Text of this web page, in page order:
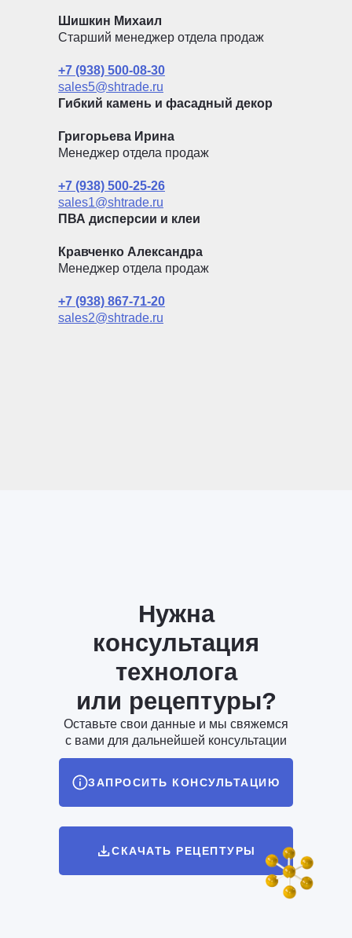
Шишкин Михаил
Старший менеджер отдела продаж
+7 (938) 500-08-30
sales5@shtrade.ru
Гибкий камень и фасадный декор
Григорьева Ирина
Менеджер отдела продаж
+7 (938) 500-25-26
sales1@shtrade.ru
ПВА дисперсии и клеи
Кравченко Александра
Менеджер отдела продаж
+7 (938) 867-71-20
sales2@shtrade.ru
СКАЧАТЬ РЕЦЕПТУРЫ
ЗАПРОСИТЬ КОНСУЛЬТАЦИЮ
Нужна
консультация
технолога
или рецептуры?
Оставьте свои данные и мы свяжемся
с вами для дальнейшей консультации